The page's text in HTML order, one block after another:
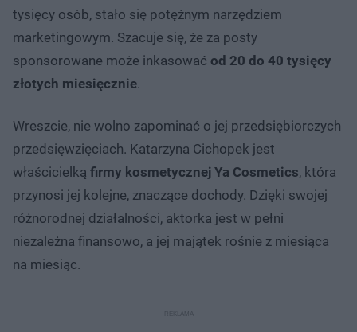
tysięcy osób, stało się potężnym narzędziem
marketingowym. Szacuje się, że za posty
sponsorowane może inkasować od 20 do 40 tysięcy
złotych miesięcznie.
Wreszcie, nie wolno zapominać o jej przedsiębiorczych
przedsięwzięciach. Katarzyna Cichopek jest
właścicielką firmy kosmetycznej Ya Cosmetics, która
przynosi jej kolejne, znaczące dochody. Dzięki swojej
różnorodnej działalności, aktorka jest w pełni
niezależna finansowo, a jej majątek rośnie z miesiąca
na miesiąc.